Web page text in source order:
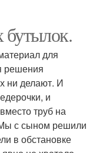
бутылок.
для
решения
ни делают. И
и
труб на
с сыном решили
в обстановке